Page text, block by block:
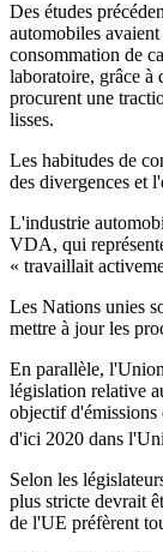
Des études
automobiles
consommation de
laboratoire, grâce à
procurent une
lisses.
Les habitudes de
des divergences et
L'industrie
VDA, qui
« travaillait
Les Nations unies
mettre à jour les
En parallèle,
législation relative
objectif d'émissions
d'ici 2020 dans
Selon les
plus stricte devrait
de l'UE préfèrent